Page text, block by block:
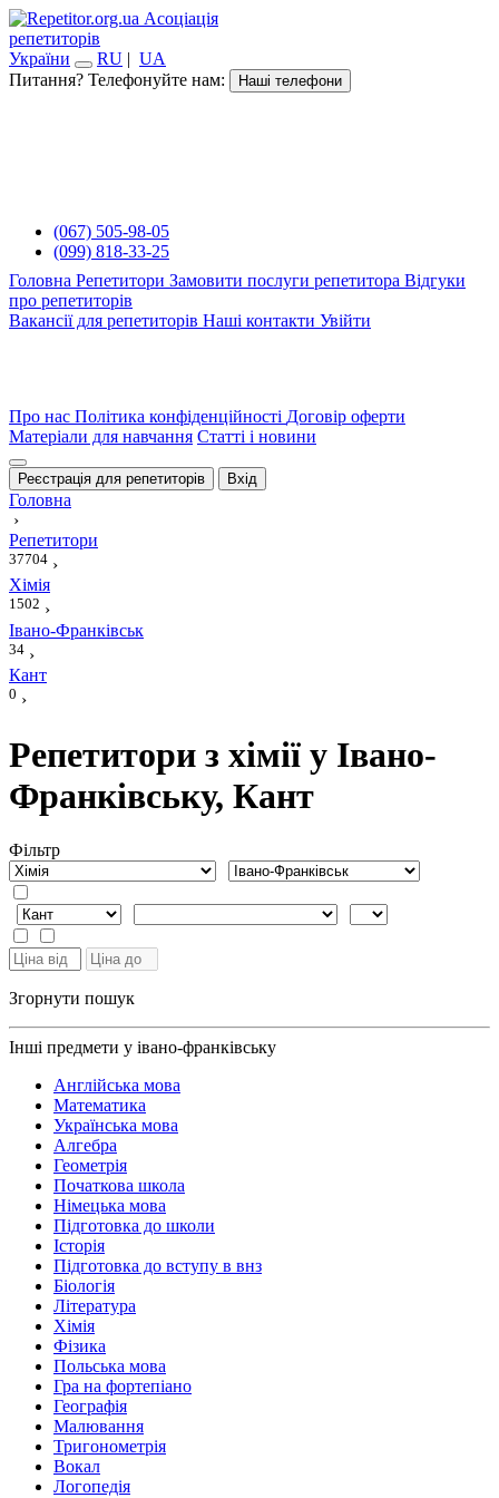
Асоціація
репетиторів
України
RU | UA
Питання? Телефонуйте нам:
Наші телефони
(067) 505-98-05
(099) 818-33-25
Головна Репетитори Замовити послуги репетитора Відгуки
про репетиторів
Вакансії для репетиторів Наші контакти Увійти
Про нас Політика конфіденційності Договір оферти
Матеріали для навчання Статті і новини
Реєстрація для репетиторів Вхід
Головна
›
Репетитори
37704 ›
Хімія
1502 ›
Івано-Франківськ
34 ›
Кант
0 ›
Репетитори з хімії у Івано-
Франківську, Кант
Фiльтр
Згорнути пошук
Інші предмети у івано-франківську
Англійська мова
Математика
Українська мова
Алгебра
Геометрія
Початкова школа
Німецька мова
Підготовка до школи
Історія
Підготовка до вступу в внз
Біологія
Література
Хімія
Фізика
Польська мова
Гра на фортепіано
Географія
Малювання
Тригонометрія
Вокал
Логопедія